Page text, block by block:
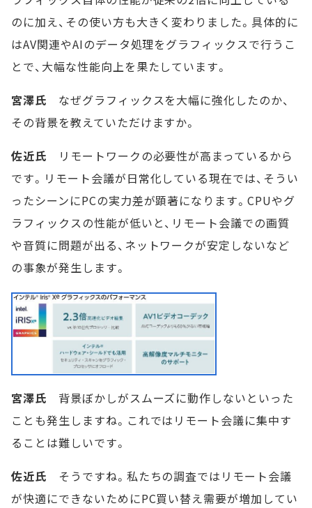
のに加え、その使い方も大きく変わりました。具体的に
はAV関連やAIのデータ処理をグラフィックスで行うこ
とで、大幅な性能向上を果たしています。
宮澤氏 なぜグラフィックスを大幅に強化したのか、
その背景を教えていただけますか。
佐近氏 リモートワークの必要性が高まっているから
です。リモート会議が日常化している現在では、そうい
ったシーンにPCの実力差が顕著になります。CPUやグ
ラフィックスの性能が低いと、リモート会議での画質
や音質に問題が出る、ネットワークが安定しないなど
の事象が発生します。
宮澤氏 背景ぼかしがスムーズに動作しないといった
ことも発生しますね。これではリモート会議に集中す
ることは難しいです。
佐近氏 そうですね。私たちの調査ではリモート会議
が快適にできないためにPC買い替え需要が増加してい